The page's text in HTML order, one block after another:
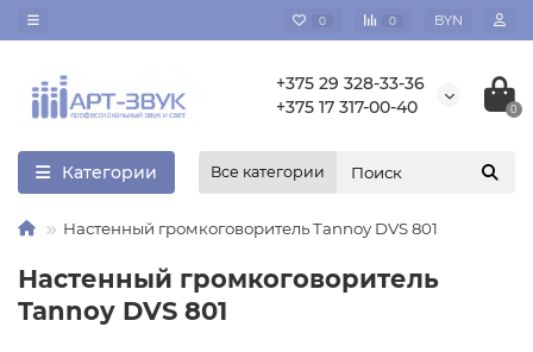
0 0 BYN
+375 29 328-33-36
+375 17 317-00-40
0
Категории Все категории
Настенный громкоговоритель Tannoy DVS 801
Настенный громкоговоритель
Tannoy DVS 801